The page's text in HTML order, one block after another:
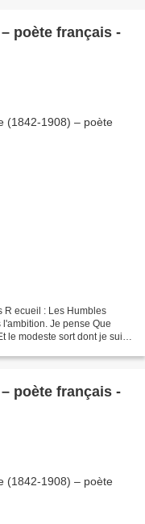
poète français -
R ecueil : Les Humbles
Je pense Que
le modeste sort dont je suis
poète français -